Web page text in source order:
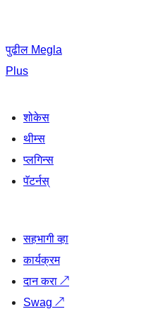
पुढील Megla
Plus
शोकेस
थीम्स
प्लगिन्स
पॅटर्नस्
सहभागी व्हा
कार्यक्रम
दान करा ↗
Swag ↗